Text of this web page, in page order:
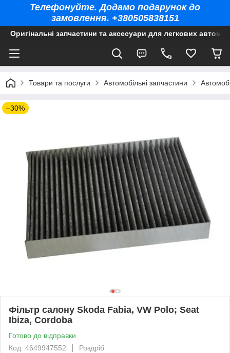
Телефонуйте. Додамо подарунок до
замовлення. +380505838151
Оригінальні запчастини та аксесуари для легкових
Товари та послуги Автомобільні запчастини
–30%
Фільтр салону Skoda Fabia, VW Polo; Seat
Ibiza, Cordoba
Готово до відправки
Код: 4649947552
Роздріб